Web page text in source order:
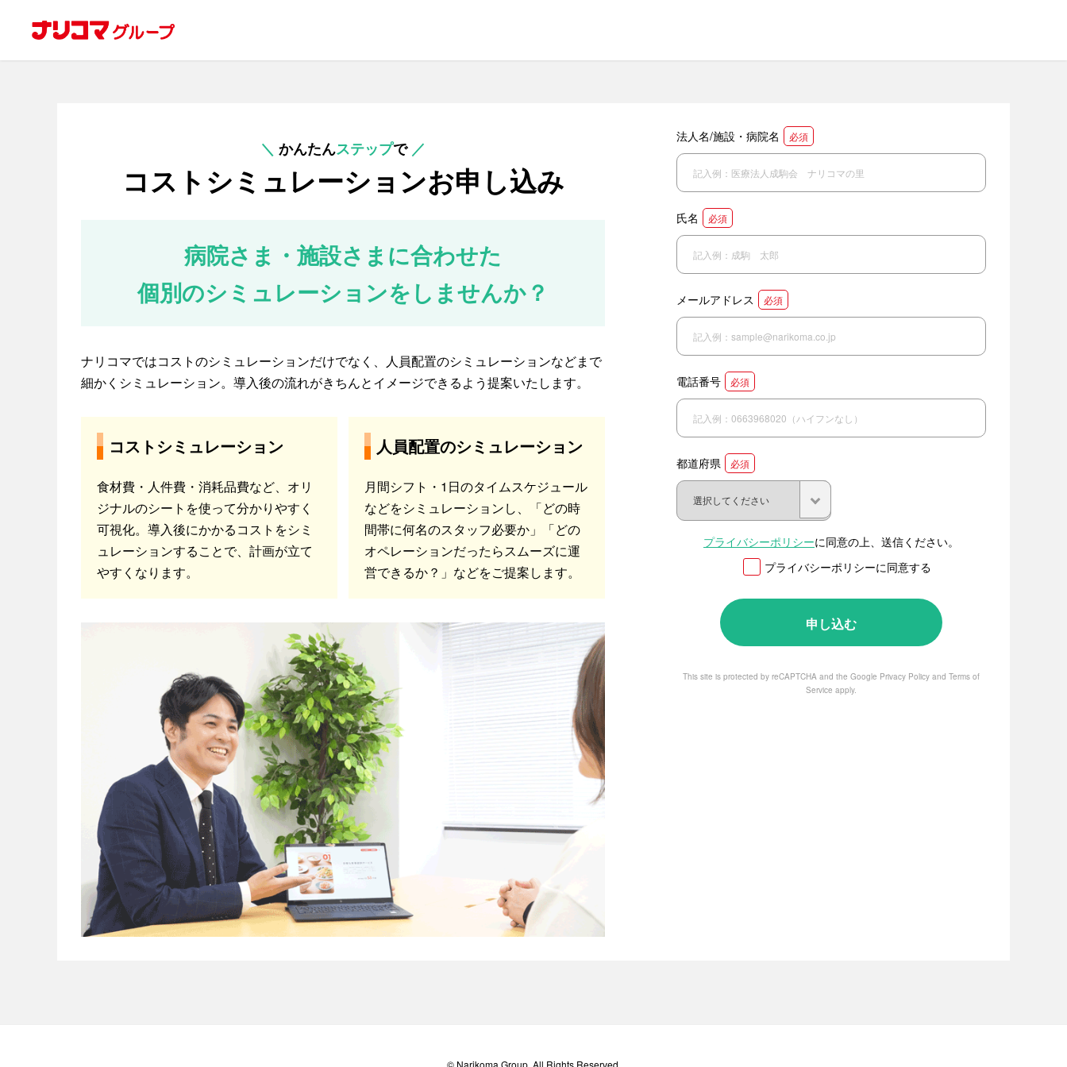
＼ かんたんステップで ／
コストシミュレーションお申し込み
病院さま・施設さまに合わせた
個別のシミュレーションをしませんか？
ナリコマではコストのシミュレーションだけでなく、人員配置のシミュレーションなどまで
細かくシミュレーション。導入後の流れがきちんとイメージできるよう提案いたします。
コストシミュレーション
食材費・人件費・消耗品費など、オリ
ジナルのシートを使って分かりやすく
可視化。導入後にかかるコストをシミ
ュレーションすることで、計画が立て
やすくなります。
人員配置のシミュレーション
月間シフト・1日のタイムスケジュール
などをシミュレーションし、「どの時
間帯に何名のスタッフ必要か」「どの
オペレーションだったらスムーズに運
営できるか？」などをご提案します。
法人名/施設・病院名 必須
氏名 必須
メールアドレス 必須
電話番号 必須
都道府県 必須
プライバシーポリシーに同意の上、送信ください。
プライバシーポリシーに同意する
This site is protected by reCAPTCHA and the Google Privacy Policy and Terms of
Service apply.
© Narikoma Group. All Rights Reserved.